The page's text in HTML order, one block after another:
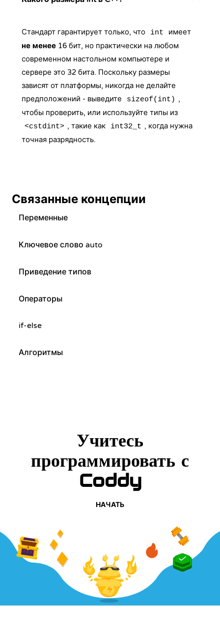
Стандарт гарантирует только, что int
имеет
не менее 16 бит, но практически на любом
современном настольном компьютере и
сервере это 32 бита. Поскольку размеры
зависят от платформы, никогда не делайте
предположений - выведите
sizeof(int) ,
чтобы проверить, или используйте типы из
<cstdint> , такие как int32_t , когда нужна
точная разрядность.
Связанные концепции
Переменные
Ключевое слово auto
Приведение типов
Операторы
if-else
Алгоритмы
Учитесь
программировать с
Coddy
НАЧАТЬ